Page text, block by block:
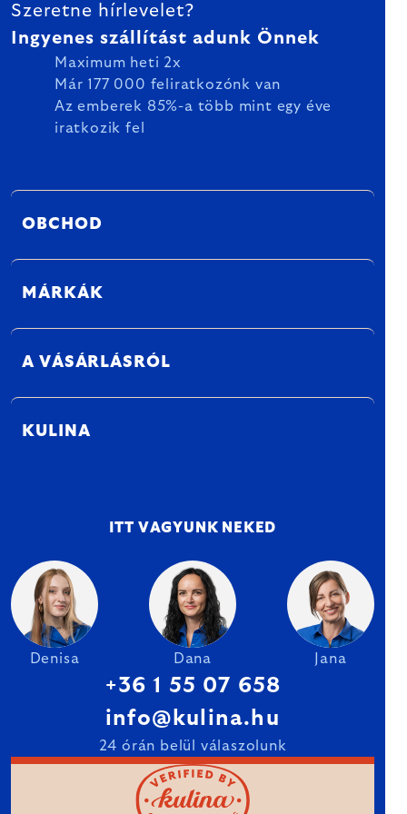
Szeretne hírlevelet?
Ingyenes szállítást adunk Önnek
Maximum heti 2x
Már 177 000 feliratkozónk van
Az emberek 85%-a több mint egy éve
iratkozik fel
OBCHOD
MÁRKÁK
A VÁSÁRLÁSRÓL
KULINA
ITT VAGYUNK NEKED
Denisa Dana Jana
+36 1 55 07 658
info@kulina.hu
24 órán belül válaszolunk